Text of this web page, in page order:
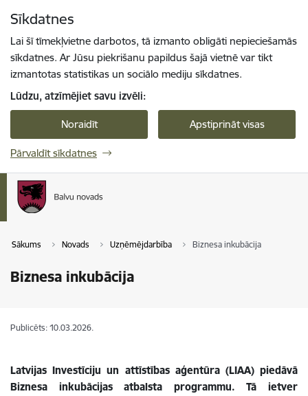
Sīkdatnes
Lai šī tīmekļvietne darbotos, tā izmanto obligāti nepieciešamās
sīkdatnes. Ar Jūsu piekrišanu papildus šajā vietnē var tikt
izmantotas statistikas un sociālo mediju sīkdatnes.
Lūdzu, atzīmējiet savu izvēli:
Noraidīt Apstiprināt visas
Pārvaldīt sīkdatnes
Sākums Novads Uzņēmējdarbība Biznesa inkubācija
Biznesa inkubācija
Publicēts: 10.03.2026.
Latvijas Investīciju un attīstības aģentūra (LIAA) piedāvā
Biznesa inkubācijas atbalsta programmu. Tā ietver